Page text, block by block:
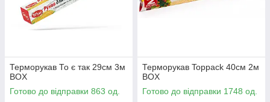
Терморукав То є так 29см 3м
BOX
Готово до відправки 863 од.
Терморукав Toppack 40см 2м
BOX
Готово до відправки 1748 од.